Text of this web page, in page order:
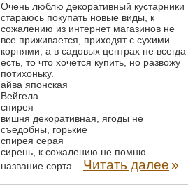
Очень люблю декоративный кустарники
стараюсь покупать новые виды, к
сожалению из интернет магазинов не
все приживается, приходят с сухими
корнями, а в садовых центрах не всегда
есть, то что хочется купить, но развожу
потихоньку.
айва японская
Вейгела
спирея
вишня декоративная, ягоды не
съедобны, горькие
спирея серая
сирень, к сожалению не помню
название сорта... Читать далее»